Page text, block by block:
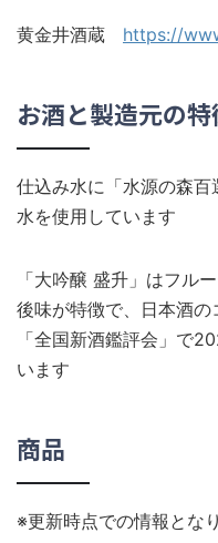
黄金井酒蔵 https://
お酒と製造元の
仕込み水に「水源の森
水を使用しています
「大吟醸 盛升」はフル
後味が特徴で、日本酒
「全国新酒鑑評会」で
います
商品
※更新時点での情報とな